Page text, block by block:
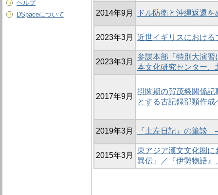
ヘルプ
DSpaceについて
2014年9月 ドル防衛と沖縄返還
2023年3月 近世イギリスにおける
2023年3月
参謀本部『特別大演
本文化研究センター
2017年9月
摂関期の賀茂祭関係
とする古記録部類作
2019年3月 『土左日記』の筆談
2015年3月
東アジア漢文文化圏
異伝』／『伊勢物語